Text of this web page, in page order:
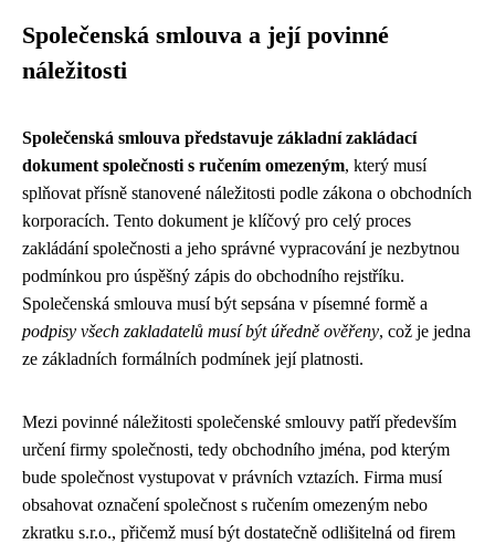
Společenská smlouva a její povinné
náležitosti
Společenská smlouva představuje základní zakládací
dokument společnosti s ručením omezeným, který musí
splňovat přísně stanovené náležitosti podle zákona o obchodních
korporacích. Tento dokument je klíčový pro celý proces
zakládání společnosti a jeho správné vypracování je nezbytnou
podmínkou pro úspěšný zápis do obchodního rejstříku.
Společenská smlouva musí být sepsána v písemné formě a
podpisy všech zakladatelů musí být úředně ověřeny, což je jedna
ze základních formálních podmínek její platnosti.
Mezi povinné náležitosti společenské smlouvy patří především
určení firmy společnosti, tedy obchodního jména, pod kterým
bude společnost vystupovat v právních vztazích. Firma musí
obsahovat označení společnost s ručením omezeným nebo
zkratku s.r.o., přičemž musí být dostatečně odlišitelná od firem